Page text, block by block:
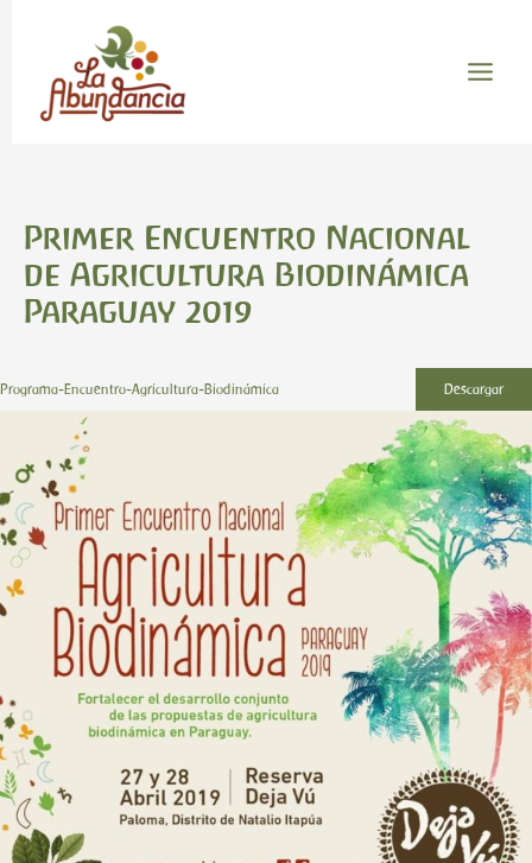
contenido
Menu
Primer Encuentro Nacional
de Agricultura Biodinámica
Paraguay 2019
Programa-Encuentro-Agricultura-Biodinámica Descargar